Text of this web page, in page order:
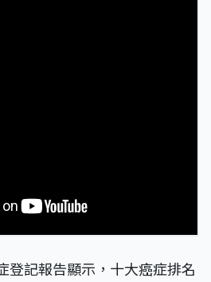
登記報告顯示，十大癌症排名